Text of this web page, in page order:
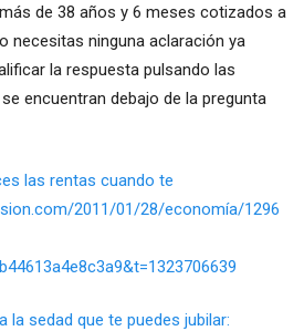
de 38 años y 6 meses cotizados a
necesitas ninguna aclaración ya
la respuesta pulsando las
encuentran debajo de la pregunta
las rentas cuando te
2011/01/28/economía/1296
la sedad que te puedes jubilar: